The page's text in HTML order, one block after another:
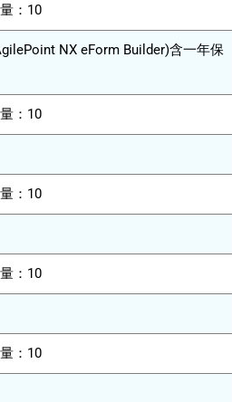
：10
NX eForm Builder)含一年保
：10
：10
：10
：10